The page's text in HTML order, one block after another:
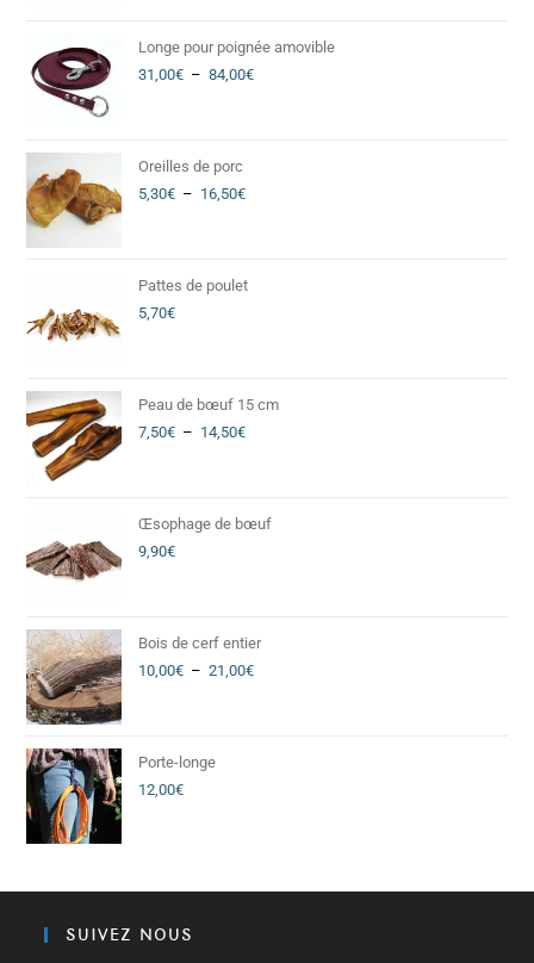
Longe pour poignée amovible
31,00€ – 84,00€
Oreilles de porc
5,30€ – 16,50€
Pattes de poulet
5,70€
Peau de bœuf 15 cm
7,50€ – 14,50€
Œsophage de bœuf
9,90€
Bois de cerf entier
10,00€ – 21,00€
Porte-longe
12,00€
SUIVEZ NOUS